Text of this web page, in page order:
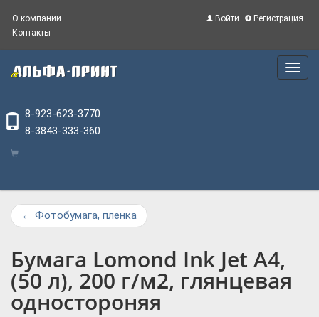
Войти Регистрация
О компании
Контакты
Main
Menu
8-923-623-3770
8-3843-333-360
← Фотобумага, пленка
Бумага Lomond Ink Jet А4,
(50 л), 200 г/м2, глянцевая
одностороняя